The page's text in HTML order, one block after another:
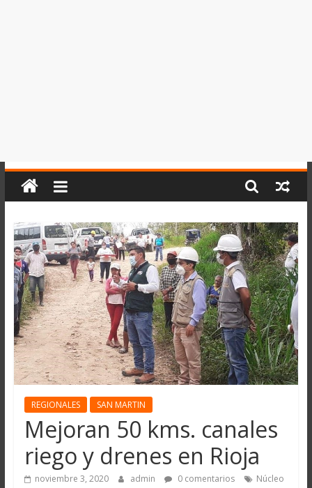
REGIONALES SAN MARTIN
Mejoran 50 kms. canales
riego y drenes en Rioja
noviembre 3, 2020 admin 0 comentarios
Núcleo